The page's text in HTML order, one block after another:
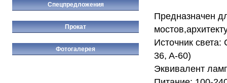
Предназначен
Источник
36, A-60)
Эквивалент
Спецпредложения
Прокат
Фотогалерея